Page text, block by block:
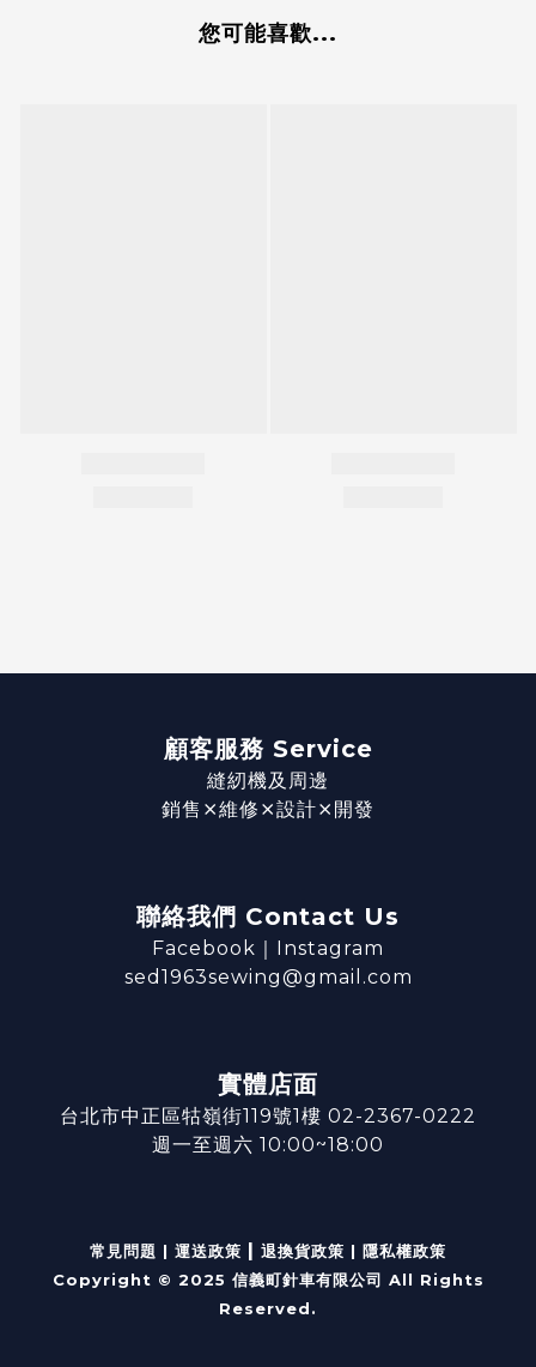
您可能喜歡...
顧客服務 Service
縫紉機及周邊
銷售⨯維修⨯設計⨯開發
聯絡我們 Contact Us
Facebook ｜ Instagram
sed1963sewing@gmail.com
實體店面
台北市中正區牯嶺街119號1樓 02-2367-0222
週一至週六 10:00~18:00
常見問題 | 運送政策 | 退換貨政策 | 隱私權政策
Copyright © 2025 信義町針車有限公司 All Rights
Reserved.